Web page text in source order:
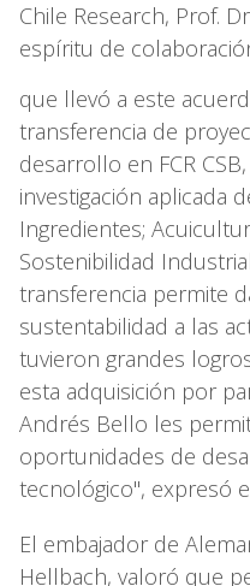
Chile Research, Prof.
espíritu de
que llevó a este
transferencia de
desarrollo en FCR
investigación aplicada
Ingredientes;
Sostenibilidad
transferencia permite
sustentabilidad a las
tuvieron grandes
esta adquisición por
Andrés Bello les
oportunidades de
tecnológico", expresó
El embajador de
Hellbach, valoró que